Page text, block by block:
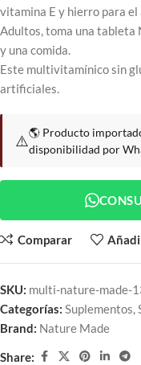
vitamina E y hierro para
Adultos, toma una tableta
y una comida.
Este multivitamínico sin
artificiales.
⚠️🌎 Producto
disponibilidad por
Comparar
SKU: multi-nature-made-
Categorías: Suplementos,
Brand: Nature Made
Share: